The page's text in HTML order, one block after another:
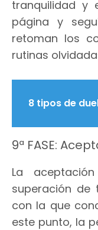
tranquilidad y
página y
retoman los
rutinas
8 tipos de
9ª FASE:
La
superación de
con la que
este punto, la